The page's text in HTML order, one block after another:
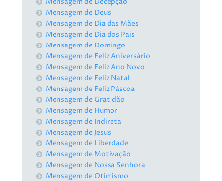
Mensagem de Deus
Mensagem de Dia das Mães
Mensagem de Dia dos Pais
Mensagem de Domingo
Mensagem de Feliz Aniversário
Mensagem de Feliz Ano Novo
Mensagem de Feliz Natal
Mensagem de Feliz Páscoa
Mensagem de Gratidão
Mensagem de Humor
Mensagem de Indireta
Mensagem de Jesus
Mensagem de Liberdade
Mensagem de Motivação
Mensagem de Nossa Senhora
Mensagem de Otimismo